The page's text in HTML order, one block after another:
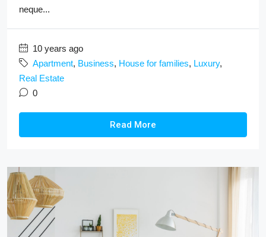
neque...
10 years ago
Apartment, Business, House for families, Luxury,
Real Estate
0
Read More